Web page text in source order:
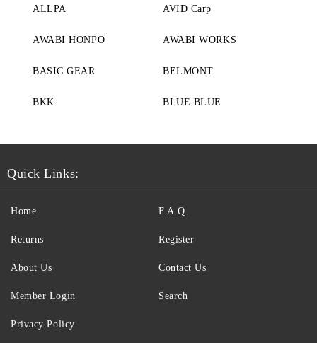
ALLPA AVID Carp
AWABI HONPO AWABI WORKS
BASIC GEAR BELMONT
BKK BLUE BLUE
Quick Links:
Home
Returns
About Us
Member Login
F.A.Q.
Register
Contact Us
Search
Privacy Policy